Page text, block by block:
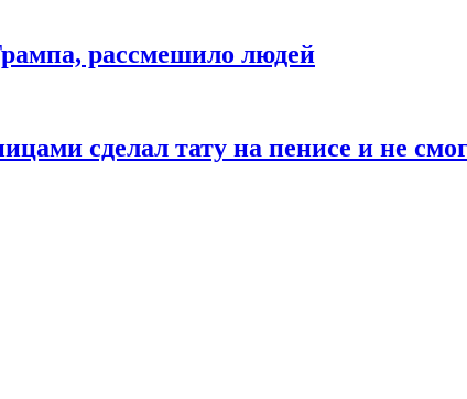
рассмешило людей
сделал тату на пенисе и не